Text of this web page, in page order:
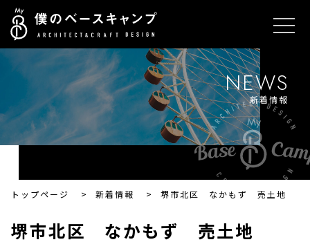
NEWS
新着情報
トップページ > 新着情報 > 堺市北区 なかもず 売土地
堺市北区 なかもず 売土地